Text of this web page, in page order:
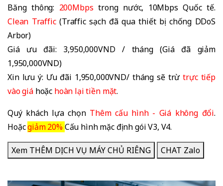
Băng thông: 200Mbps trong nước, 10Mbps Quốc tế.
Clean Traffic(Traffic sạch đã qua thiết bị chống DDoS
Arbor)
Giá ưu đãi: 3,950,000VND / tháng (Giá đã giảm
1,950,000VND)
Xin lưu ý: Ưu đãi 1,950,000VND/ tháng sẽ trừtrực tiếp
vào giáhoặc hoàn lại tiền mặt.
Quý khách lựa chọn Thêm cấu hình - Giá không đổi.
Hoặcgiảm 20%Cấu hình mặc định gói V3, V4.
Xem THÊM DỊCH VỤ MÁY CHỦ RIÊNG CHAT Zalo